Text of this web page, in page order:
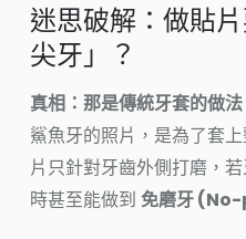
迷思破解：做貼
尖牙」？
真相：那是傳統牙套的做法
鯊魚牙的照片，是為了套
片只針對牙齒外側打磨，
時甚至能做到 免磨牙